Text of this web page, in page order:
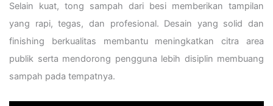
Selain kuat, tong sampah dari besi memberikan tampilan
yang rapi, tegas, dan profesional. Desain yang solid dan
finishing berkualitas membantu meningkatkan citra area
publik serta mendorong pengguna lebih disiplin membuang
sampah pada tempatnya.